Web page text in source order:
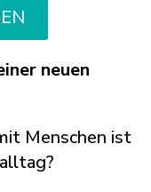
neuen
Menschen ist